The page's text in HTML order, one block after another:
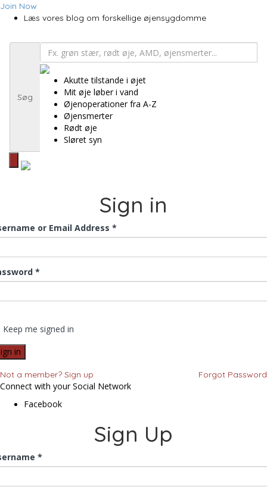
Join Now
Læs vores blog om forskellige øjensygdomme
Søg
Akutte tilstande i øjet
Mit øje løber i vand
Øjenoperationer fra A-Z
Øjensmerter
Rødt øje
Sløret syn
Sign in
or Email Address *
*
Keep me signed in
Not a member? Sign up Forgot Password
Connect with your Social Network
Facebook
Sign Up
*